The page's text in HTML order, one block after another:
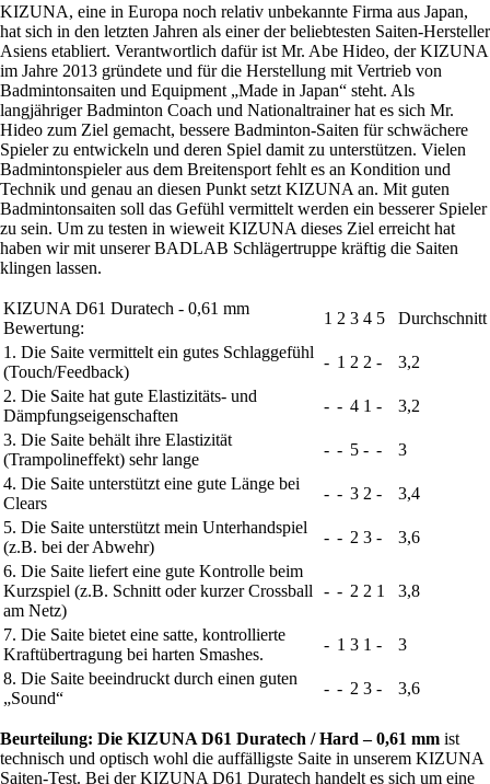
KIZUNA, eine in Europa noch relativ unbekannte Firma aus Japan,
hat sich in den letzten Jahren als einer der beliebtesten Saiten-Hersteller
Asiens etabliert. Verantwortlich dafür ist Mr. Abe Hideo, der KIZUNA
im Jahre 2013 gründete und für die Herstellung mit Vertrieb von
Badmintonsaiten und Equipment „Made in Japan“ steht. Als
langjähriger Badminton Coach und Nationaltrainer hat es sich Mr.
Hideo zum Ziel gemacht, bessere Badminton-Saiten für schwächere
Spieler zu entwickeln und deren Spiel damit zu unterstützen. Vielen
Badmintonspieler aus dem Breitensport fehlt es an Kondition und
Technik und genau an diesen Punkt setzt KIZUNA an. Mit guten
Badmintonsaiten soll das Gefühl vermittelt werden ein besserer Spieler
zu sein. Um zu testen in wieweit KIZUNA dieses Ziel erreicht hat
haben wir mit unserer BADLAB Schlägertruppe kräftig die Saiten
klingen lassen.
KIZUNA D61 Duratech - 0,61 mm
Bewertung:
1 2 3 4 5
Durchschnitt
1. Die Saite vermittelt ein gutes Schlaggefühl
(Touch/Feedback)
- 1 2 2 -
3,2
2. Die Saite hat gute Elastizitäts- und
Dämpfungseigenschaften
- - 4 1 -
3,2
3. Die Saite behält ihre Elastizität
(Trampolineffekt) sehr lange
- - 5 - -
3
4. Die Saite unterstützt eine gute Länge bei
Clears
- - 3 2 -
3,4
5. Die Saite unterstützt mein Unterhandspiel
(z.B. bei der Abwehr)
- - 2 3 -
3,6
6. Die Saite liefert eine gute Kontrolle beim
Kurzspiel (z.B. Schnitt oder kurzer Crossball
am Netz)
- - 2 2 1 3,8
7. Die Saite bietet eine satte, kontrollierte
Kraftübertragung bei harten Smashes.
- 1 3 1 -
3
8. Die Saite beeindruckt durch einen guten
„Sound“
- - 2 3 - 3,6
Beurteilung: Die KIZUNA D61 Duratech / Hard – 0,61 mm ist
technisch und optisch wohl die auffälligste Saite in unserem KIZUNA
Saiten-Test. Bei der KIZUNA D61 Duratech handelt es sich um eine